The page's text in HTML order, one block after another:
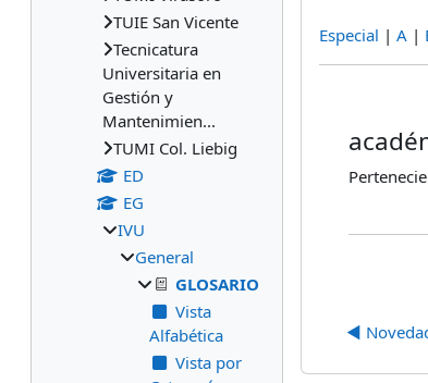
Especial | A |
◀︎
TUIE San Vicente
Tecnicatura
Universitaria en
Gestión y
Mantenimien...
TUMI Col. Liebig
ED
EG
IVU
General
GLOSARIO
Vista
Alfabética
Vista por